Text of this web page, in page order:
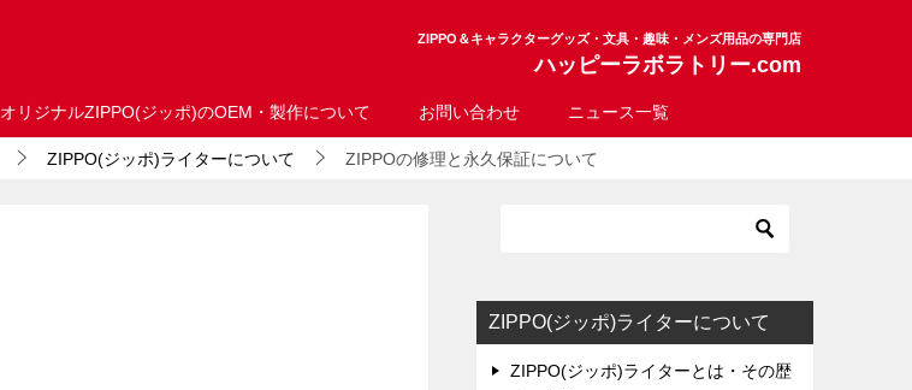
ZIPPO＆キャラクターグッズ・文具・趣味・メンズ用品の専門店
ハッピーラボラトリー.com
オリジナルZIPPO(ジッポ)のOEM・製作について お問い合わせ ニュース一覧
ZIPPO(ジッポ)ライターについて ZIPPOの修理と永久保証について
ZIPPO(ジッポ)ライターについて
ZIPPO(ジッポ)ライターとは・その歴